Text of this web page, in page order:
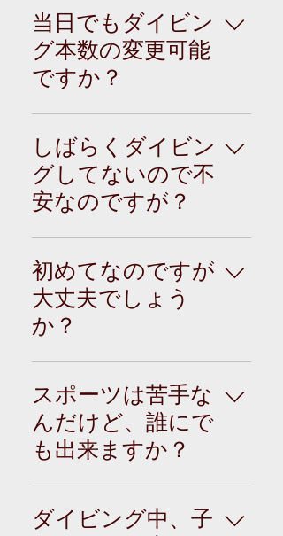
は取得したけど全然
自信がない！」とい
うブランクダイバー
も問題なく大歓迎で
をしっかり復習し、
自信を取り戻せるよ
うに、自信をつけて
頂くようにしっかり
とケアしていきま
す。 他団体のダイバ
ーもブランクダイバ
ーも、遠慮なく潜り
に来て下さい。
カーロープもしくは
潜降ロープ沿いに潜
降していただきま
す。
当日でもダイビン
グ本数の変更可能
ですか？
無理をしてのダイビ
ングは事故につなが
る可能性があります
ので、当日の体調・
天候・海況などを考
いて結構です。 変更
によるキャンセル料
は一切いただいてお
りませんので、安全
第一でダイビングを
しばらくダイビン
グしてないので不
安なのですが？
しばらくダイビング
していない、ライセ
ンス取ったばかり、
セッティングのやり
方わからない等々、
います。 ご安心下さ
い。 そのようなゲス
トの不安を、完全に
取り除いてからダイ
ビングします。 当店
けるよう努力を惜し
初めてなのですが
大丈夫でしょう
か？
はい、体験ダイビン
グコースにお申し込
みいただければ大丈
夫です。 体験ダイビ
ングは、初めてもし
覗いてみたい方のコ
ースです。 難しい事
スポーツは苦手な
んだけど、誰にで
も出来ますか？
ダイビングって、体
力や泳力に自信がな
ダイビング中、子